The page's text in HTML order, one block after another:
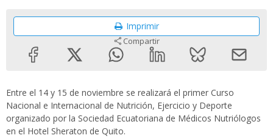
Imprimir
Compartir
Entre el 14 y 15 de noviembre se realizará el primer Curso
Nacional e Internacional de Nutrición, Ejercicio y Deporte
organizado por la Sociedad Ecuatoriana de Médicos Nutriólogos
en el Hotel Sheraton de Quito.